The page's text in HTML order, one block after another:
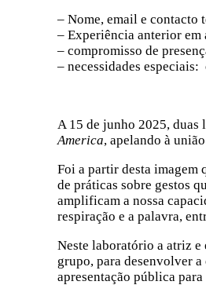
– Nome, email e contacto
– Experiência anterior em
– compromisso de
– necessidades
A 15 de junho 2025, duas
America, apelando à
Foi a partir desta imagem
de práticas sobre gestos
amplificam a nossa
respiração e a palavra,
Neste laboratório a atriz e
grupo, para desenvolver
apresentação pública para